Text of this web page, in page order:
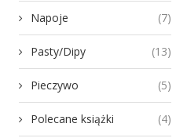
Napoje (7)
Pasty/Dipy (13)
Pieczywo (5)
Polecane książki (4)